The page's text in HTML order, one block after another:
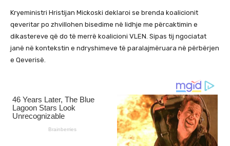
Kryeministri Hristijan Mickoski deklaroi se brenda koalicionit
qeveritar po zhvillohen bisedime në lidhje me përcaktimin e
dikastereve që do të merrë koalicioni VLEN. Sipas tij ngociatat
janë në kontekstin e ndryshimeve të paralajmëruara në përbërjen
e Qeverisë.